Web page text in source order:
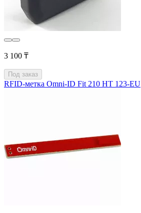
3 100 ₸
Под заказ
RFID-метка Omni-ID Fit 210 HT 123-EU